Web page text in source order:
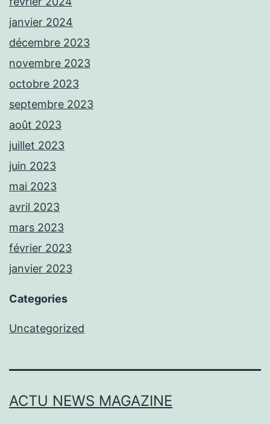
janvier 2024
décembre 2023
novembre 2023
octobre 2023
septembre 2023
août 2023
juillet 2023
juin 2023
mai 2023
avril 2023
mars 2023
février 2023
janvier 2023
Categories
Uncategorized
ACTU NEWS MAGAZINE